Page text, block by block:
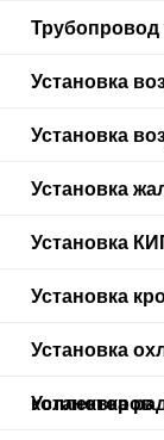
Установка
Установка
Установка
Установка
Установка
Установка
коллекторов
Установка